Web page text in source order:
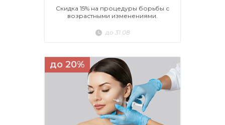
Скидка 15% на процедуры борьбы с
возрастными изменениями.
до 31.08
до 20%